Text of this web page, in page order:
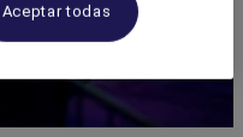
Aceptar todas